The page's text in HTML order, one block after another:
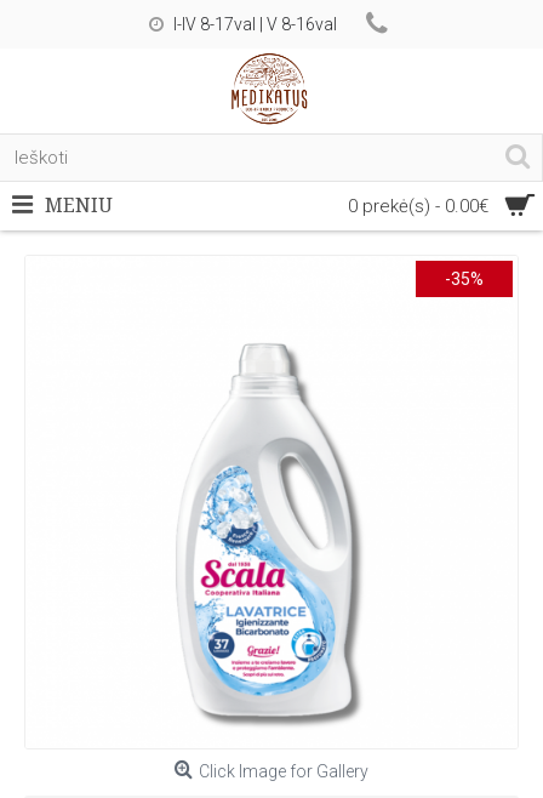
I-IV 8-17val | V 8-16val
0 prekė(s) - 0.00€
MENIU
-35%
Click Image for Gallery